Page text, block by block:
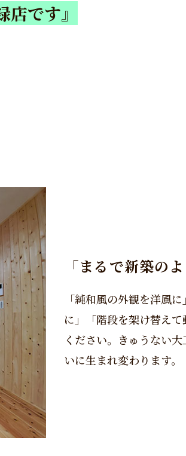
です』
「まるで新築の
「純和風の外観を洋風
に」「階段を架け替え
ください。きゅうない
いに生まれ変わります。